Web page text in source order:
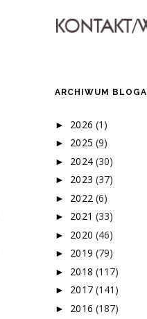
ARCHIWUM BLOGA
► 2026 (1)
► 2025 (9)
► 2024 (30)
► 2023 (37)
► 2022 (6)
► 2021 (33)
► 2020 (46)
► 2019 (79)
► 2018 (117)
► 2017 (141)
► 2016 (187)